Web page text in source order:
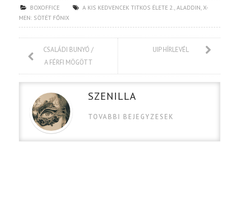
BOXOFFICE A KIS KEDVENCEK TITKOS ÉLETE 2.,ALADDIN,X-
MEN: SÖTÉT FŐNIX
CSALÁDI BUNYÓ /
A FÉRFI MÖGÖTT
UIP HÍRLEVÉL
SZENILLA
TOVABBI BEJEGYZESEK